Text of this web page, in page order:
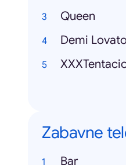
Queen
Demi
Zabavne
Bar